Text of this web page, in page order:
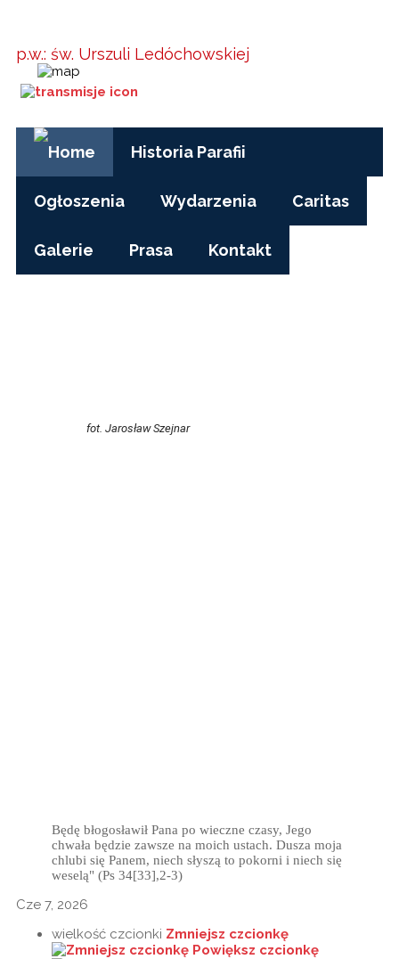
p.w.: św. Urszuli Ledóchowskiej
Historia Parafii
Ogłoszenia Wydarzenia Caritas
Galerie Prasa Kontakt
fot. Jarosław Szejnar
Będę błogosławił Pana po wieczne czasy, Jego
chwała będzie zawsze na moich ustach. Dusza moja
chlubi się Panem, niech słyszą to pokorni i niech się
weselą" (Ps 34[33],2-3)
Cze 7, 2026
wielkość czcionki Zmniejsz czcionkę
Powiększ czcionkę